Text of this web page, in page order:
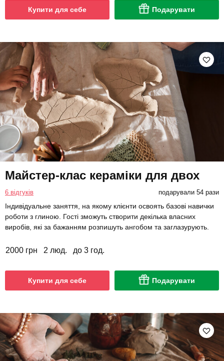
Купити для себе Подарувати
Майстер-клас кераміки для двох
6 відгуків подарували 54 рази
Індивідуальне заняття, на якому клієнти освоять базові навички
роботи з глиною. Гості зможуть створити декілька власних
виробів, які за бажанням розпишуть ангобом та заглазурують.
2000 грн 2 люд. до 3 год.
Купити для себе Подарувати